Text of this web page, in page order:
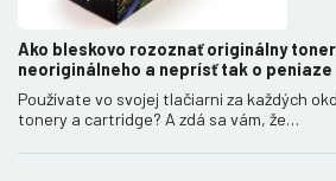
Ako bleskovo rozoznať originálny
neoriginálneho a neprísť tak o peniaze
Používate vo svojej tlačiarni za každých
tonery a cartridge? A zdá sa vám, že…